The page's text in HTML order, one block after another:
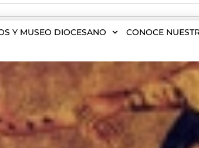
Y MUSEO DIOCESANO CONOCE